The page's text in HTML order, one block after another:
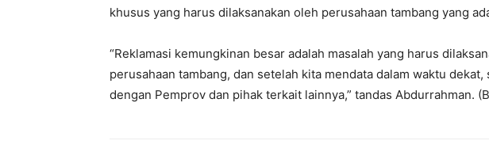
khusus yang harus dilaksanakan oleh perusahaan tambang yang
“Reklamasi kemungkinan besar adalah masalah yang harus
perusahaan tambang, dan setelah kita mendata dalam waktu
dengan Pemprov dan pihak terkait lainnya,” tandas Abdurrahman.